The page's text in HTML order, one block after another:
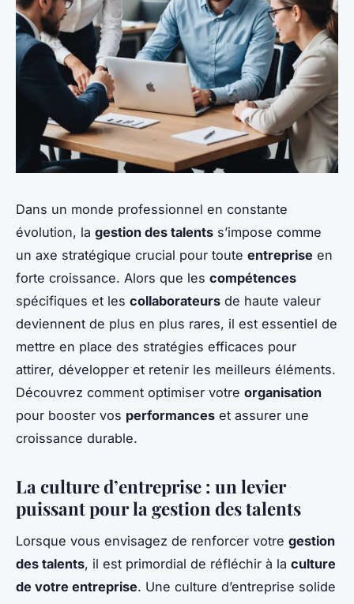
Dans un monde professionnel en constante
évolution, la gestion des talents s’impose comme
un axe stratégique crucial pour toute entreprise en
forte croissance. Alors que les compétences
spécifiques et les collaborateurs de haute valeur
deviennent de plus en plus rares, il est essentiel de
mettre en place des stratégies efficaces pour
attirer, développer et retenir les meilleurs éléments.
Découvrez comment optimiser votre organisation
pour booster vos performances et assurer une
croissance durable.
La culture d’entreprise : un levier
puissant pour la gestion des talents
Lorsque vous envisagez de renforcer votre gestion
des talents, il est primordial de réfléchir à la culture
de votre entreprise. Une culture d’entreprise solide